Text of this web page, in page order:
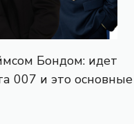
Бондом: идет
007 и это основные